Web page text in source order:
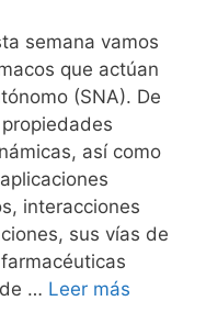
semana vamos
que actúan
(SNA). De
así como
interacciones
sus vías de
… Leer más